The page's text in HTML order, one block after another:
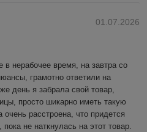
01.07.2026
в нерабочее время, на завтра со
грамотно ответили на
день я забрала свой товар,
просто шикарно иметь такую
расстроена, что придется
не наткнулась на этот товар.